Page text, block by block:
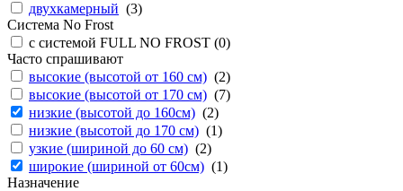
двухкамерный (3)
Система No Frost
с системой FULL NO FROST (0)
Часто спрашивают
высокие (высотой от 160 см) (2)
высокие (высотой от 170 см) (7)
низкие (высотой до 160см) (2)
низкие (высотой до 170 см) (1)
узкие (шириной до 60 см) (2)
широкие (шириной от 60см) (1)
Назначение